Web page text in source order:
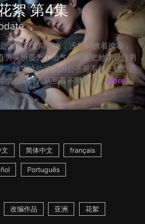
絮 第4集
为了报复前女友，没想到撩着撩着，
男吴所畏为了出气，决定把她的现任男
。结果这位跩跩的公子哥不但上钩，还
彻底！两人从互看不顺眼，... More
简体中文 français
Português
改编作品 亚洲 花絮